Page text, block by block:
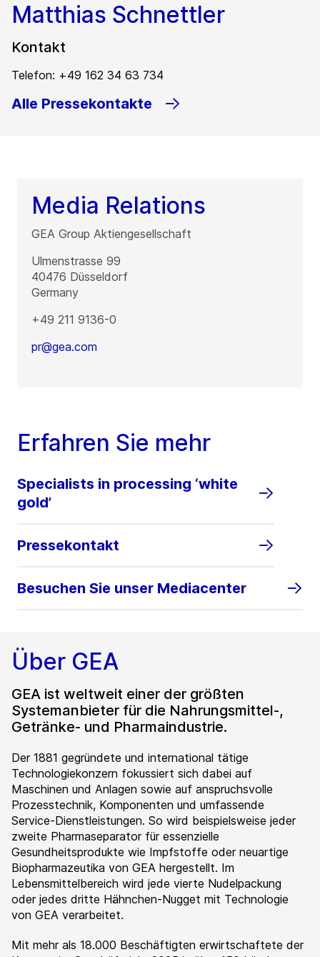
Matthias Schnettler
Kontakt
Telefon: +49 162 34 63 734
Alle Pressekontakte
Media Relations
GEA Group Aktiengesellschaft
Ulmenstrasse 99
40476 Düsseldorf
Germany
+49 211 9136-0
pr@gea.com
Erfahren Sie mehr
Specialists in processing ‘white
gold’
Pressekontakt
Besuchen Sie unser Mediacenter
Über GEA
GEA ist weltweit einer der größten
Systemanbieter für die Nahrungsmittel-,
Getränke- und Pharmaindustrie.
Der 1881 gegründete und international tätige
Technologiekonzern fokussiert sich dabei auf
Maschinen und Anlagen sowie auf anspruchsvolle
Prozesstechnik, Komponenten und umfassende
Service-Dienstleistungen. So wird beispielsweise jeder
zweite Pharmaseparator für essenzielle
Gesundheitsprodukte wie Impfstoffe oder neuartige
Biopharmazeutika von GEA hergestellt. Im
Lebensmittelbereich wird jede vierte Nudelpackung
oder jedes dritte Hähnchen-Nugget mit Technologie
von GEA verarbeitet.
Mit mehr als 18.000 Beschäftigten erwirtschaftete der